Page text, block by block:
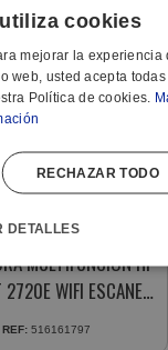
MULTIFUNCION HP
2720E WIFI ESCANER
COPIA
REF: 516161797
cookies
mejorar la experiencia
web, usted acepta
Política de cookies.
RECHAZAR TODO
DETALLES